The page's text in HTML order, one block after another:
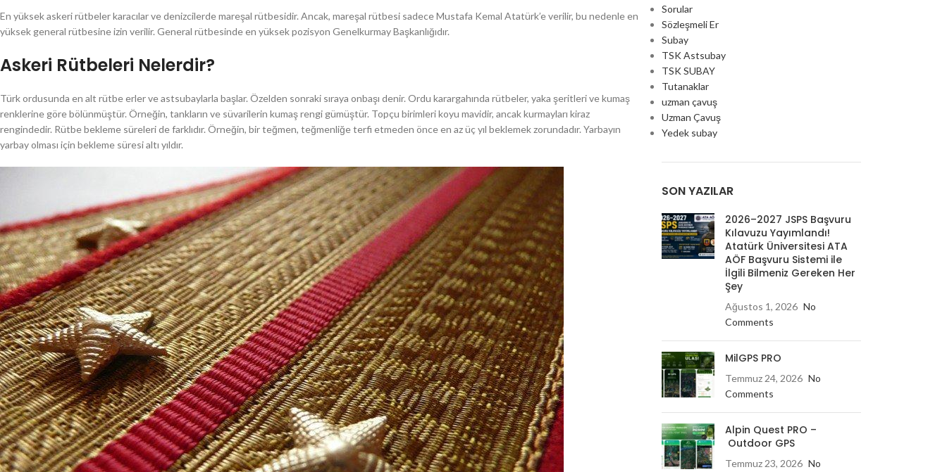
En yüksek askeri rütbeler karacılar ve denizcilerde mareşal rütbesidir. Ancak, mareşal rütbesi sadece Mustafa Kemal Atatürk’e verilir, bu nedenle en
yüksek general rütbesine izin verilir. General rütbesinde en yüksek pozisyon Genelkurmay Başkanlığıdır.
Askeri Rütbeleri Nelerdir?
Türk ordusunda en alt rütbe erler ve astsubaylarla başlar. Özelden sonraki sıraya onbaşı denir. Ordu karargahında rütbeler, yaka şeritleri ve kumaş
renklerine göre bölünmüştür. Örneğin, tankların ve süvarilerin kumaş rengi gümüştür. Topçu birimleri koyu mavidir, ancak kurmayları kiraz
rengindedir. Rütbe bekleme süreleri de farklıdır. Örneğin, bir teğmen, teğmenliğe terfi etmeden önce en az üç yıl beklemek zorundadır. Yarbayın
yarbay olması için bekleme süresi altı yıldır.
Sorular
Sözleşmeli Er
Subay
TSK Astsubay
TSK SUBAY
Tutanaklar
uzman çavuş
Uzman Çavuş
Yedek subay
SON YAZILAR
2026–2027 JSPS Başvuru
Kılavuzu Yayımlandı!
Atatürk Üniversitesi ATA
AÖF Başvuru Sistemi ile
İlgili Bilmeniz Gereken Her
Şey
Ağustos 1, 2026 No
Comments
MilGPS PRO
Temmuz 24, 2026 No
Comments
Alpin Quest PRO –
Outdoor GPS
Temmuz 23, 2026 No